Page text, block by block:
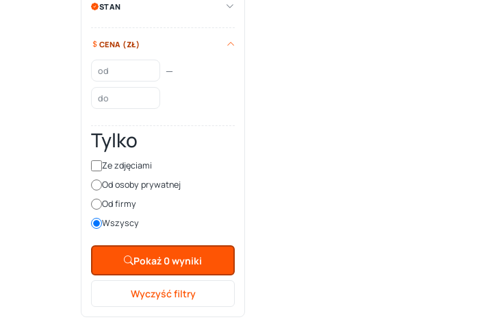
STAN
CENA (ZŁ)
—
Tylko
Ze zdjęciami
Od osoby prywatnej
Od firmy
Wszyscy
Pokaż 0 wyniki
Wyczyść filtry